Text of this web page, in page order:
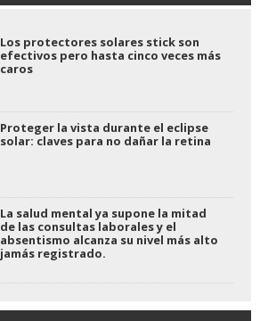
Los protectores solares stick son
efectivos pero hasta cinco veces más
caros
Proteger la vista durante el eclipse
solar: claves para no dañar la retina
La salud mental ya supone la mitad
de las consultas laborales y el
absentismo alcanza su nivel más alto
jamás registrado.